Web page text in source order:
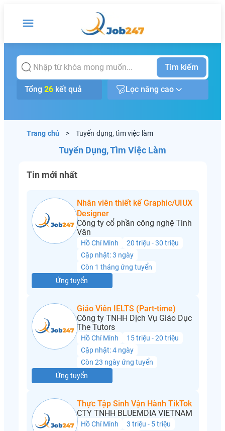
Tìm kiếm
Tổng 26 kết quả Lọc nâng cao
Trang chủ > Tuyển dụng, tìm việc làm
Tuyển Dụng, Tìm Việc Làm
Tin mới nhất
Nhân viên thiết kế Graphic/UIUX
Designer
Công ty cổ phần công nghệ Tinh
Vân
Hồ Chí Minh
20 triệu - 30 triệu
Cập nhật: 3 ngày
Còn 1 tháng ứng tuyển
Ứng tuyển
Giáo Viên IELTS (Part-time)
Công ty TNHH Dịch Vụ Giáo Dục
The Tutors
Hồ Chí Minh
15 triệu - 20 triệu
Cập nhật: 4 ngày
Còn 23 ngày ứng tuyển
Ứng tuyển
Thực Tập Sinh Vận Hành TikTok
CTY TNHH BLUEMDIA VIETNAM
Hồ Chí Minh
3 triệu - 5 triệu